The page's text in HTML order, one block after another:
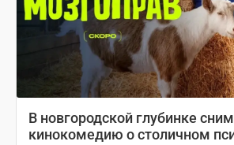
В новгородской глубинке
кинокомедию о столичном